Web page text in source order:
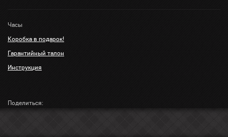
Часы
Коробка в подарок!
Гарантийный талон
Инструкция
Поделиться: